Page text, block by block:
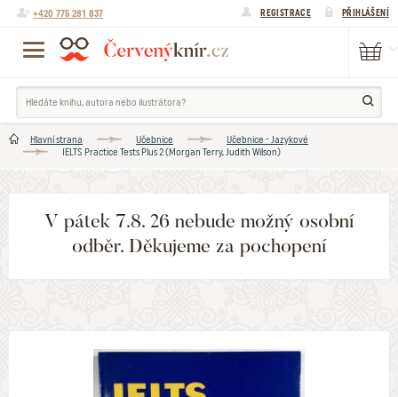
+420 775 281 837 REGISTRACE PŘIHLÁŠENÍ
Hlavní strana Učebnice
Učebnice - Jazykové
IELTS Practice Tests Plus 2 (Morgan Terry, Judith Wilson)
V pátek 7.8. 26 nebude možný osobní
odběr. Děkujeme za pochopení